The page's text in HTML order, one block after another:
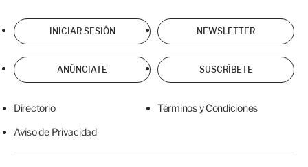
INICIAR SESIÓN NEWSLETTER
ANÚNCIATE SUSCRÍBETE
Directorio Términos y Condiciones
Aviso de Privacidad